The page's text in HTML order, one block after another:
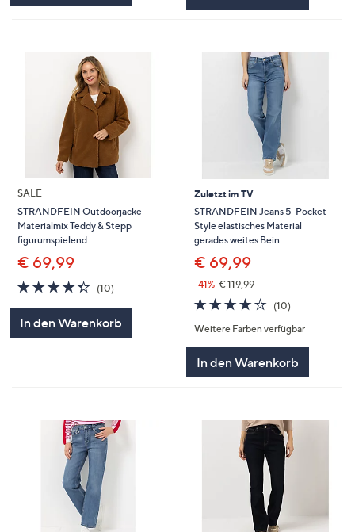
SALE
STRANDFEIN Outdoorjacke
Materialmix Teddy & Stepp
figurumspielend
€ 69,99
4.3
von
5
(10)
In den Warenkorb
Zuletzt im TV
STRANDFEIN Jeans 5-Pocket-
Style elastisches Material
gerades weites Bein
€ 69,99
-41% € 119,99
4.2
von
5
(10)
Weitere Farben verfügbar
In den Warenkorb